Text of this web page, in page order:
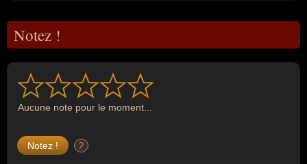
Notez !
Aucune note pour le moment...
?